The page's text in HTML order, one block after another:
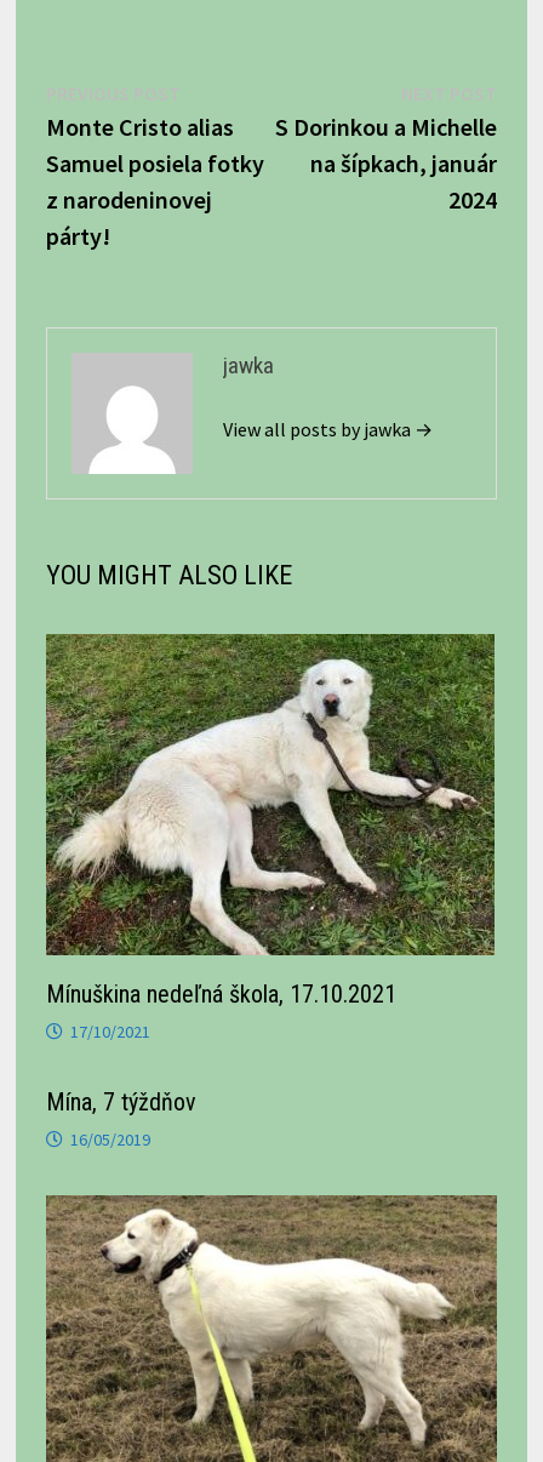
v
článku
post:
Monte Cristo alias
Samuel posiela fotky
z narodeninovej
párty!
post:
S Dorinkou a Michelle
na šípkach, január
2024
jawka
View all posts by jawka →
YOU MIGHT ALSO LIKE
Mínuškina nedeľná škola, 17.10.2021
17/10/2021
Mína, 7 týždňov
16/05/2019